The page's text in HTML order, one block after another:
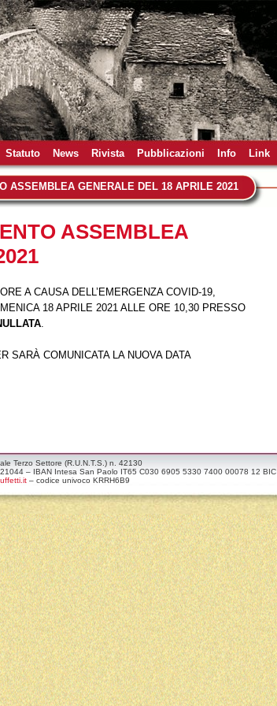
Statuto News Rivista Pubblicazioni Info Link
ASSEMBLEA GENERALE DEL 18 APRILE 2021
ASSEMBLEA
A CAUSA DELL’EMERGENZA COVID-19,
18 APRILE 2021 ALLE ORE 10,30 PRESSO
.
SARÀ COMUNICATA LA NUOVA DATA
Terzo Settore (R.U.N.T.S.) n. 42130
– IBAN Intesa San Paolo IT65 C030 6905 5330 7400 00078 12 BIC
– codice univoco KRRH6B9